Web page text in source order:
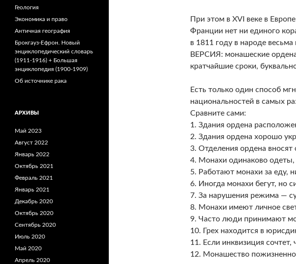
При этом в XVI веке в
Франции нет ни единого
в 1811 году в народе
ВЕРСИЯ: монашеские
кратчайшие сроки,
Есть только один способ
национальностей в самых
Сравните сами:
1. Здания ордена
2. Здания ордена хорошо
3. Отделения ордена
4. Монахи одинаково
5. Работают монахи за еду,
6. Иногда монахи бегут, но
7. За нарушения режима —
8. Монахи имеют личное
9. Часто люди принимают
10. Грех находится в
11. Если инквизиция сочтет,
12. Монашество
Геология
Экономика и право
Античная география
Брокгауз-Ефрон. Новый
энциклопедический словарь
(1911-1916) + Большая
энциклопедия (1900-1909)
Об источнике рака
АРХИВЫ
Май 2023
Август 2022
Январь 2022
Октябрь 2021
Февраль 2021
Январь 2021
Декабрь 2020
Октябрь 2020
Сентябрь 2020
Июль 2020
Май 2020
Апрель 2020